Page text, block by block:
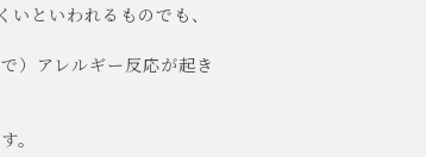
といわれるものでも、
）アレルギー反応が起き
。